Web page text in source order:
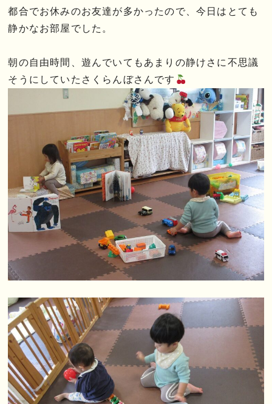
都合でお休みのお友達が多かったので、今日はとても
静かなお部屋でした。
朝の自由時間、遊んでいてもあまりの静けさに不思議
そうにしていたさくらんぼさんです